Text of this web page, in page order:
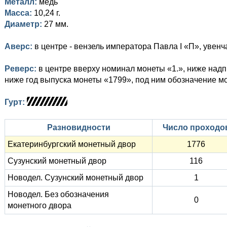
Металл: медь
Масса: 10,24 г.
Диаметр: 27 мм.
Аверс: в центре - вензель императора Павла I «П»,
Реверс: в центре вверху номинал монеты «1.», ниже
ниже год выпуска монеты «1799», под ним обозначение
Гурт:
Разновидности
Число
Екатеринбургский монетный двор
1776
Сузунский монетный двор
116
Новодел. Сузунский монетный двор
1
Новодел. Без обозначения
монетного двора
0